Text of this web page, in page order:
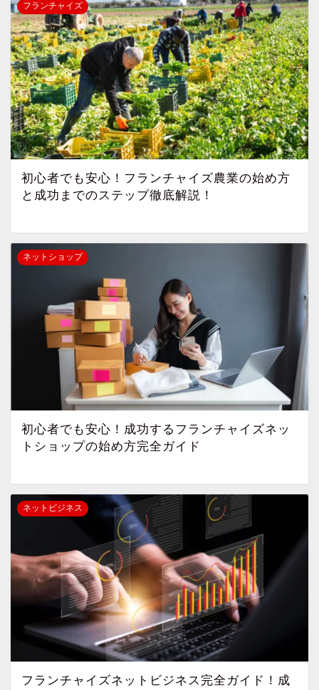
フランチャイズ
初心者でも安心！フランチャイズ農業の始め方
と成功までのステップ徹底解説！
ネットショップ
初心者でも安心！成功するフランチャイズネッ
トショップの始め方完全ガイド
ネットビジネス
フランチャイズネットビジネス完全ガイド！成